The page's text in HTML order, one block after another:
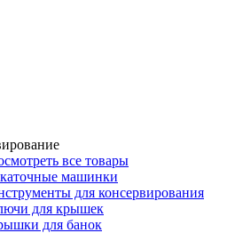
все товары
машинки
для консервирования
для крышек
для банок